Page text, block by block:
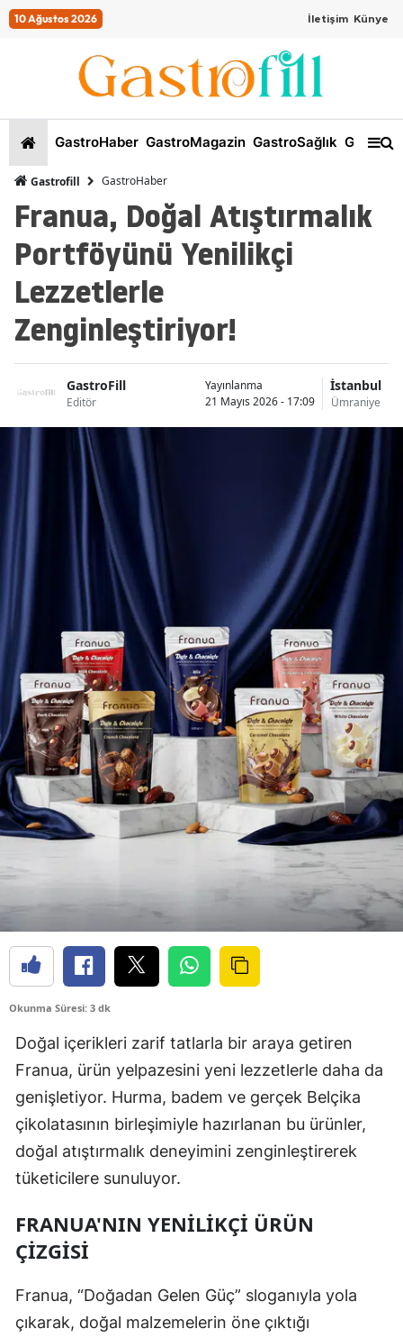
10 Ağustos 2026 İletişim Künye
GastroHaber GastroMagazin GastroSağlık
Gastrofill GastroHaber
Franua, Doğal Atıştırmalık
Portföyünü Yenilikçi
Lezzetlerle
Zenginleştiriyor!
GastroFill
Editör
Yayınlanma
21 Mayıs 2026 - 17:09
İstanbul
Ümraniye
Okunma Süresi: 3 dk
Doğal içerikleri zarif tatlarla bir araya getiren
Franua, ürün yelpazesini yeni lezzetlerle daha da
genişletiyor. Hurma, badem ve gerçek Belçika
çikolatasının birleşimiyle hazırlanan bu ürünler,
doğal atıştırmalık deneyimini zenginleştirerek
tüketicilere sunuluyor.
FRANUA'NIN YENILIKÇI ÜRÜN
ÇIZGISI
Franua, “Doğadan Gelen Güç” sloganıyla yola
çıkarak, doğal malzemelerin öne çıktığı